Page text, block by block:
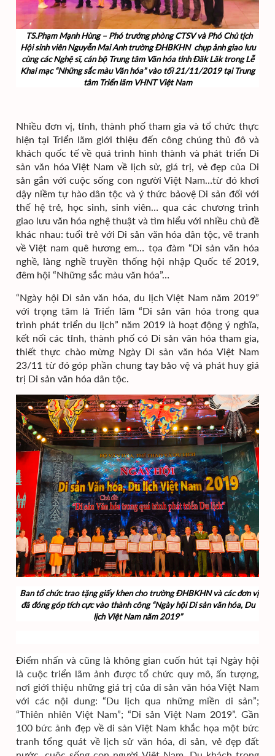
TS.Phạm Mạnh Hùng – Phó trưởng phòng CTSV và Phó Chủ tịch
Hội sinh viên Nguyễn Mai Anh trường ĐHBKHN chụp ảnh giao lưu
cùng các Nghệ sĩ, cán bộ Trung tâm Văn hóa tỉnh Đăk Lăk trong Lễ
Khai mạc “Những sắc màu Văn hóa” vào tối 21/11/2019 tại Trung
tâm Triển lãm VHNT Việt Nam
Nhiều đơn vị, tỉnh, thành phố tham gia và tổ chức thực
hiện tại Triển lãm giới thiệu đến công chúng thủ đô và
khách quốc tế về quá trình hình thành và phát triển Di
sản văn hóa Việt Nam về lịch sử, giá trị, vẻ đẹp của Di
sản gắn với cuộc sống con người Việt Nam…từ đó khơi
dậy niềm tự hào dân tộc và ý thức bảovệ Di sản đối với
thế hệ trẻ, học sinh, sinh viên… qua các chương trình
giao lưu văn hóa nghệ thuật và tìm hiểu với nhiều chủ đề
khác nhau: tuổi trẻ với Di sản văn hóa dân tộc, vẽ tranh
về Việt nam quê hương em… tọa đàm “Di sản văn hóa
nghề, làng nghề truyền thống hội nhập Quốc tế 2019,
đêm hội “Những sắc màu văn hóa”…
“Ngày hội Di sản văn hóa, du lịch Việt Nam năm 2019”
với trọng tâm là Triển lãm “Di sản văn hóa trong qua
trình phát triển du lịch” năm 2019 là hoạt động ý nghĩa,
kết nối các tỉnh, thành phố có Di sản văn hóa tham gia,
thiết thực chào mừng Ngày Di sản văn hóa Việt Nam
23/11 từ đó góp phần chung tay bảo vệ và phát huy giá
trị Di sản văn hóa dân tộc.
Ban tổ chức trao tặng giấy khen cho trường ĐHBKHN và các đơn vị
đã đóng góp tích cực vào thành công “Ngày hội Di sản văn hóa, Du
lịch Việt Nam năm 2019”
Điểm nhấn và cũng là không gian cuốn hút tại Ngày hội
là cuộc triển lãm ảnh được tổ chức quy mô, ấn tượng,
nơi giới thiệu những giá trị của di sản văn hóa Việt Nam
với các nội dung: “Du lịch qua những miền di sản”;
“Thiên nhiên Việt Nam”; “Di sản Việt Nam 2019”. Gần
100 bức ảnh đẹp về di sản Việt Nam khắc họa một bức
tranh tổng quát về lịch sử văn hóa, di sản, vẻ đẹp đất